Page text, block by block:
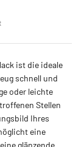
ist die ideale
schnell und
oder leichte
Stellen
Ihres
eine
glänzende